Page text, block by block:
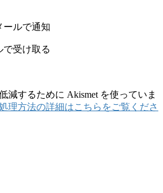
ールで通知
で受け取る
減するために Akismet を使っていま
理方法の詳細はこちらをご覧くださ